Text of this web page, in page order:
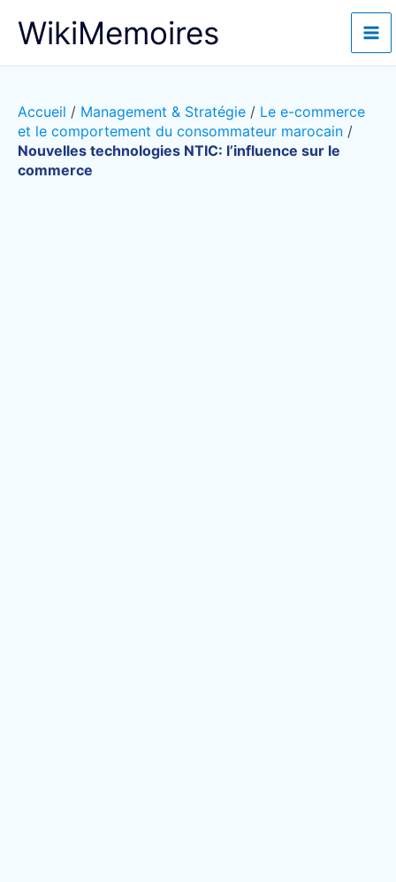
WikiMemoires
Accueil / Management & Stratégie / Le e-commerce
et le comportement du consommateur marocain /
Nouvelles technologies NTIC: l’influence sur le
commerce